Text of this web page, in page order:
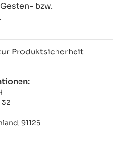
bzw.
Produktsicherheit
32
91126